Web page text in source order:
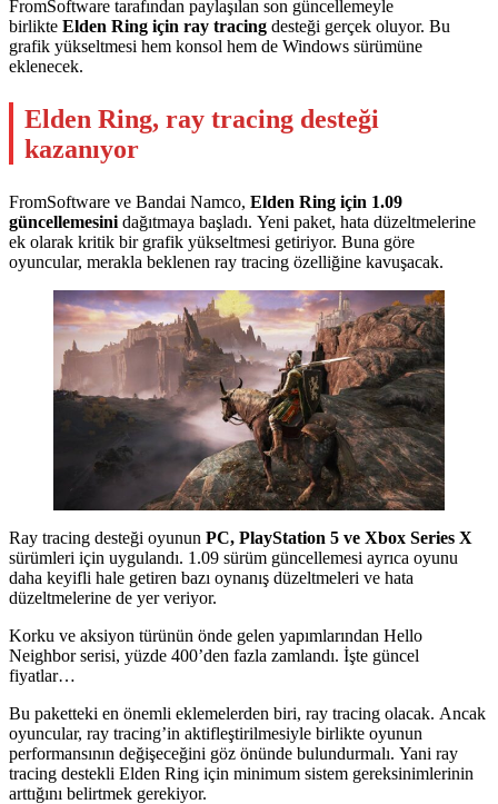
FromSoftware tarafından paylaşılan son güncellemeyle
birlikte Elden Ring için ray tracing desteği gerçek oluyor. Bu
grafik yükseltmesi hem konsol hem de Windows sürümüne
eklenecek.
Elden Ring, ray tracing desteği
kazanıyor
FromSoftware ve Bandai Namco, Elden Ring için 1.09
güncellemesini dağıtmaya başladı. Yeni paket, hata düzeltmelerine
ek olarak kritik bir grafik yükseltmesi getiriyor. Buna göre
oyuncular, merakla beklenen ray tracing özelliğine kavuşacak.
Ray tracing desteği oyunun PC, PlayStation 5 ve Xbox Series X
sürümleri için uygulandı. 1.09 sürüm güncellemesi ayrıca oyunu
daha keyifli hale getiren bazı oynanış düzeltmeleri ve hata
düzeltmelerine de yer veriyor.
Korku ve aksiyon türünün önde gelen yapımlarından Hello
Neighbor serisi, yüzde 400’den fazla zamlandı. İşte güncel
fiyatlar…
Bu paketteki en önemli eklemelerden biri, ray tracing olacak. Ancak
oyuncular, ray tracing’in aktifleştirilmesiyle birlikte oyunun
performansının değişeceğini göz önünde bulundurmalı. Yani ray
tracing destekli Elden Ring için minimum sistem gereksinimlerinin
arttığını belirtmek gerekiyor.